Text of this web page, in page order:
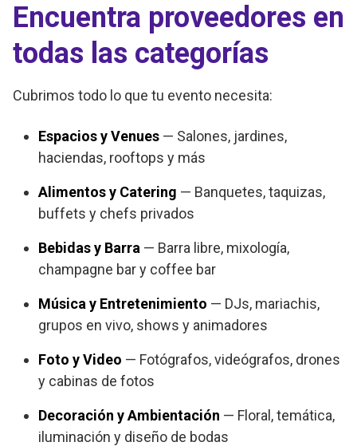
Encuentra proveedores en
todas las categorías
Cubrimos todo lo que tu evento necesita:
Espacios y Venues — Salones, jardines,
haciendas, rooftops y más
Alimentos y Catering — Banquetes, taquizas,
buffets y chefs privados
Bebidas y Barra — Barra libre, mixología,
champagne bar y coffee bar
Música y Entretenimiento — DJs, mariachis,
grupos en vivo, shows y animadores
Foto y Video — Fotógrafos, videógrafos, drones
y cabinas de fotos
Decoración y Ambientación — Floral, temática,
iluminación y diseño de bodas